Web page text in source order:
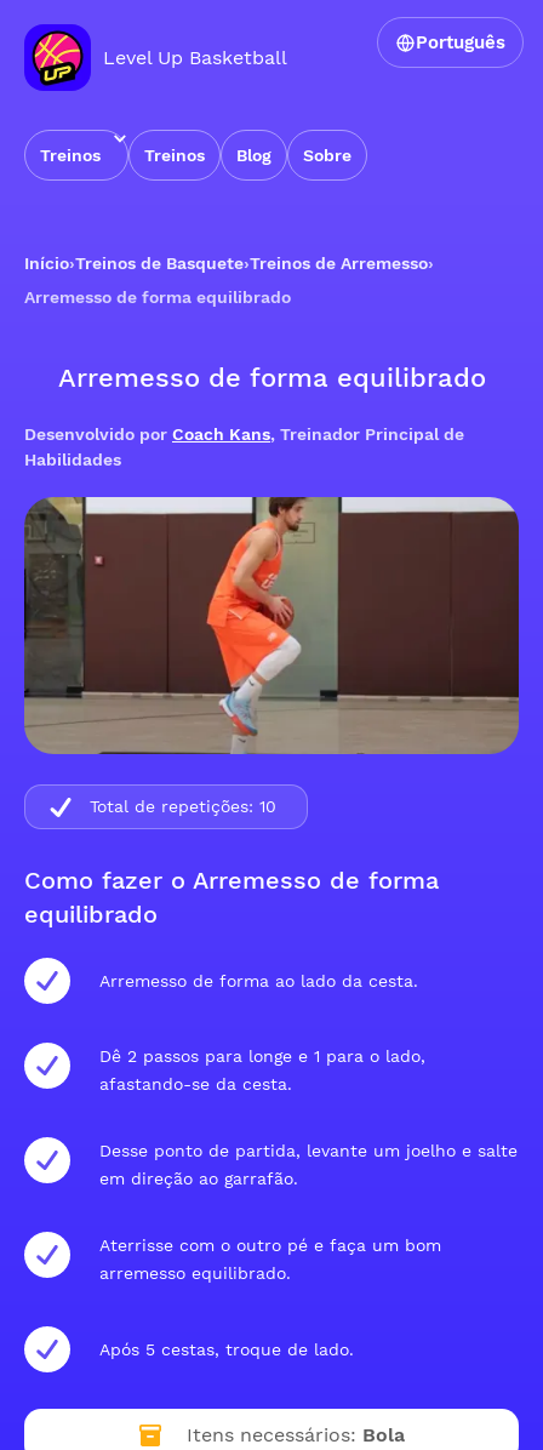
Level Up Basketball
Treinos Treinos Blog Sobre
Português
Início›Treinos de Basquete›Treinos de Arremesso›
Arremesso de forma equilibrado
Arremesso de forma equilibrado
Desenvolvido por Coach Kans, Treinador Principal de
Habilidades
Como fazer o Arremesso de forma
equilibrado
Arremesso de forma ao lado da cesta.
Dê 2 passos para longe e 1 para o lado,
afastando-se da cesta.
Desse ponto de partida, levante um joelho e salte
em direção ao garrafão.
Aterrisse com o outro pé e faça um bom
arremesso equilibrado.
Após 5 cestas, troque de lado.
Itens necessários: Bola
Total de repetições: 10